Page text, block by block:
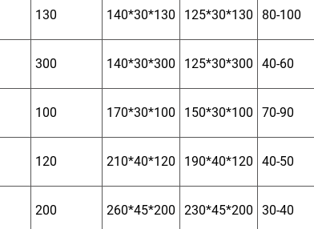
130 140*30*130 125*30*130 80-100
300 140*30*300 125*30*300 40-60
100 170*30*100 150*30*100 70-90
120 210*40*120 190*40*120 40-50
200 260*45*200 230*45*200 30-40